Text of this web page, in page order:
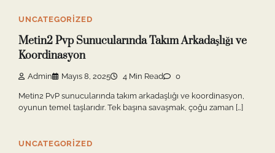
UNCATEGORIZED
Metin2 Pvp Sunucularında Takım Arkadaşlığı ve
Koordinasyon
Admin Mayıs 8, 2025 4 Min Read 0
Metin2 PvP sunucularında takım arkadaşlığı ve koordinasyon,
oyunun temel taşlarıdır. Tek başına savaşmak, çoğu zaman […]
UNCATEGORIZED